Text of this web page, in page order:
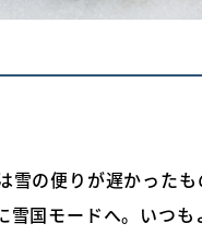
雪の便りが遅かった
雪国モードへ。いつも